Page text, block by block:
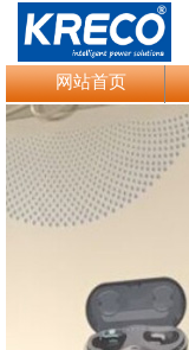
Logo Picture
网站首页